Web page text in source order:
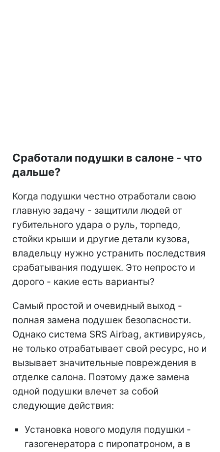
Сработали подушки в салоне - что
дальше?
Когда подушки честно отработали свою
главную задачу - защитили людей от
губительного удара о руль, торпедо,
стойки крыши и другие детали кузова,
владельцу нужно устранить последствия
срабатывания подушек. Это непросто и
дорого - какие есть варианты?
Самый простой и очевидный выход -
полная замена подушек безопасности.
Однако система SRS Airbag, активируясь,
не только отрабатывает свой ресурс, но и
вызывает значительные повреждения в
отделке салона. Поэтому даже замена
одной подушки влечет за собой
следующие действия:
Установка нового модуля подушки -
газогенератора с пиропатроном, а в